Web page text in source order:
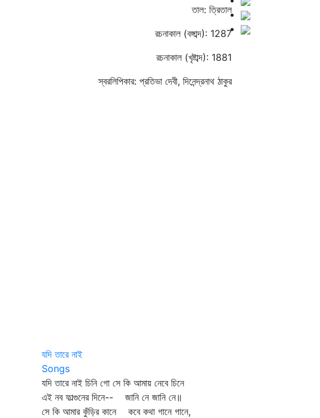
তাল: ত্রিতাল
রচনাকাল (বঙ্গাব্দ): 1287
রচনাকাল (খৃষ্টাব্দ): 1881
স্বরলিপিকার: প্রতিভা দেবী, দিনেন্দ্রনাথ ঠাকুর
যদি তারে নাই
Songs
যদি তারে নাই চিনি গো সে কি আমায় নেবে চিনে
এই নব ফাল্গুনের দিনে-- জানি নে জানি নে॥
সে কি আমার কুঁড়ির কানে কবে কথা গানে গানে,